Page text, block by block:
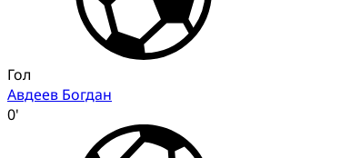
Гол
Авдеев Богдан
0'